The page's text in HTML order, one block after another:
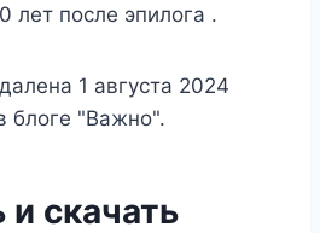
лет после эпилога .
1 августа 2024
блоге "Важно".
и скачать